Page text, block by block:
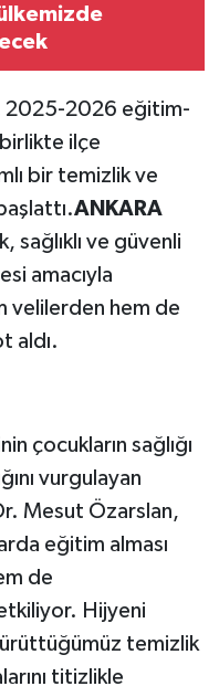
2025-2026 eğitim-
birlikte ilçe
bir temizlik ve
ANKARA
sağlıklı ve güvenli
amacıyla
velilerden hem de
aldı.
çocukların sağlığı
vurgulayan
Mesut Özarslan,
eğitim alması
de
Hijyeni
temizlik
titizlikle